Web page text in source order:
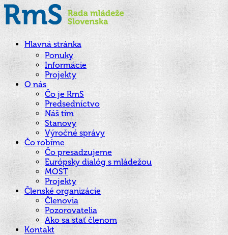
Hlavná stránka
Ponuky
Informácie
Projekty
O nás
Čo je RmS
Predsedníctvo
Náš tím
Stanovy
Výročné správy
Čo robíme
Čo presadzujeme
Európsky dialóg s mládežou
MOST
Projekty
Členské organizácie
Členovia
Pozorovatelia
Ako sa stať členom
Kontakt